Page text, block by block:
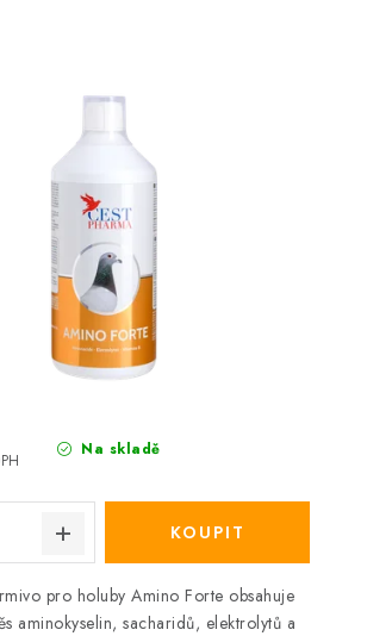
Na skladě
pro holuby Amino Forte obsahuje
aminokyselin, sacharidů, elektrolytů a